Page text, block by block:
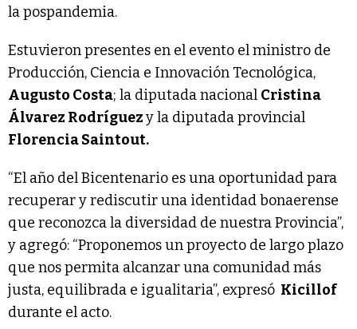
la pospandemia.
Estuvieron presentes en el evento el ministro de
Producción, Ciencia e Innovación Tecnológica,
Augusto Costa; la diputada nacional Cristina
Álvarez Rodríguezy la diputada provincial
Florencia Saintout.
“El año del Bicentenario es una oportunidad para
recuperar y rediscutir una identidad bonaerense
que reconozca la diversidad de nuestra Provincia”,
y agregó: “Proponemos un proyecto de largo plazo
que nos permita alcanzar una comunidad más
justa, equilibrada e igualitaria”, expresó Kicillof
durante el acto.